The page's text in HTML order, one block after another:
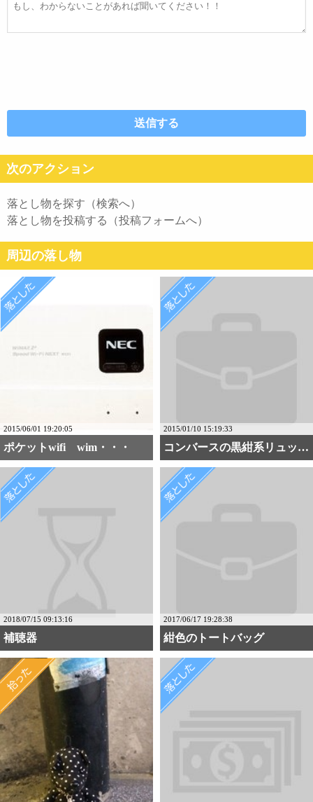
次のアクション
落とし物を探す（検索へ）
落とし物を投稿する（投稿フォームへ）
周辺の落し物
2015/06/01 19:20:05
ポケットwifi wim・・・
2015/01/10 15:19:33
コンバースの黒紺系リュッ・・・
2018/07/15 09:13:16
補聴器
2017/06/17 19:28:38
紺色のトートバッグ